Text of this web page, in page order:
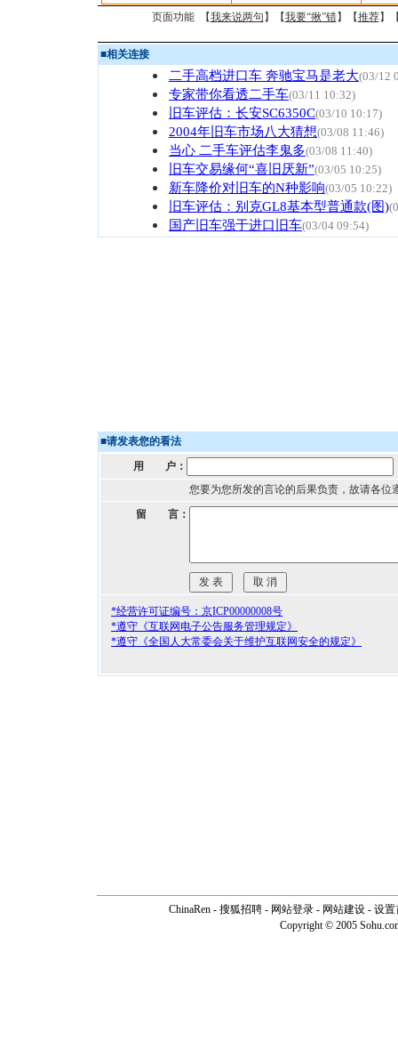
页面功能 【我来说两句 】【我要“揪”错】【推荐】
■相关连接
二手高档进口车 奔驰宝马是老大(03/12
专家带你看透二手车(03/11 10:32)
旧车评估：长安SC6350C(03/10 10:17)
2004年旧车市场八大猜想(03/08 11:46)
当心 二手车评估李鬼多(03/08 11:40)
旧车交易缘何“喜旧厌新”(03/05 10:25)
新车降价对旧车的N种影响(03/05 10:22)
旧车评估：别克GL8基本型普通款(图)
国产旧车强于进口旧车(03/04 09:54)
■请发表您的看法
用 户：
您要为您所发的言论的后果负责，故请各位
留 言：
*经营许可证编号：京ICP00000008号
*遵守《互联网电子公告服务管理规定》
*遵守《全国人大常委会关于维护互联网安全的规定》
ChinaRen - 搜狐招聘 - 网站登录 - 网站建设 - 设置
Copyright © 2005